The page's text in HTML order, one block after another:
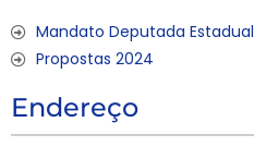
Mandato Deputada Estadual
Propostas 2024
Endereço